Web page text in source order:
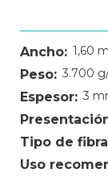
Ancho: 1,60
Peso: 3.700
Espesor: 3
Tipo de
Uso